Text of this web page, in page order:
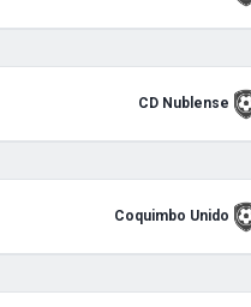
CD Nublense
Coquimbo Unido